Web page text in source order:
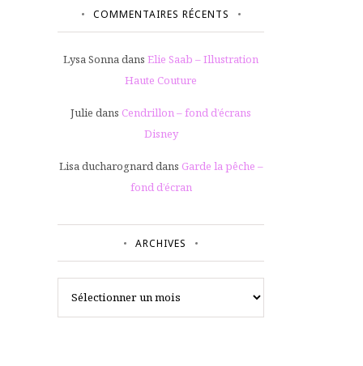
COMMENTAIRES RÉCENTS
Lysa Sonna dans Elie Saab – Illustration
Haute Couture
Julie dans Cendrillon – fond d’écrans
Disney
Lisa ducharognard dans Garde la pêche –
fond d’écran
ARCHIVES